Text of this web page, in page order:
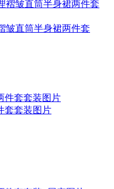
皱直筒半身裙两件套
套套装图片